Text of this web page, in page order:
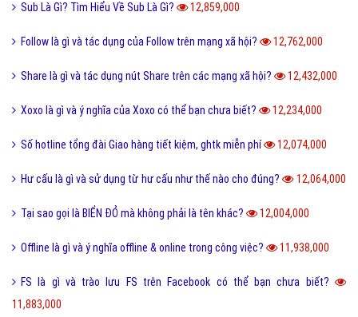
Sub Là Gì? Tìm Hiểu Về Sub Là Gì? 12,859,000
Follow là gì và tác dụng của Follow trên mạng xã hội? 12,762,000
Share là gì và tác dụng nút Share trên các mạng xã hội? 12,432,000
Xoxo là gì và ý nghĩa của Xoxo có thể bạn chưa biết? 12,234,000
Số hotline tổng đài Giao hàng tiết kiệm, ghtk miễn phí 12,074,000
Hư cấu là gì và sử dụng từ hư cấu như thế nào cho đúng? 12,064,000
Tại sao gọi là BIỂN ĐỎ mà không phải là tên khác? 12,004,000
Offline là gì và ý nghĩa offline & online trong công việc? 11,938,000
FS là gì và trào lưu FS trên Facebook có thể bạn chưa biết?
11,883,000